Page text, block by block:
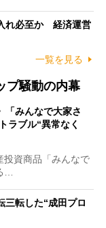
れ必至か 経済運営
一覧を見る
プ騒動の内幕
「みんなで大家さ
ラブル“異常なく
資商品「みんなで
…
三転した“成田プロ